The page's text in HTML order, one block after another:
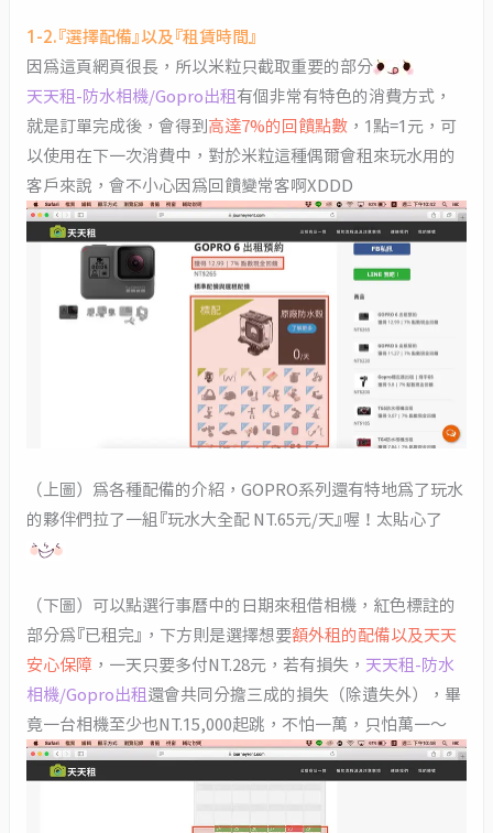
1-2.『選擇配備』以及『租賃時間』
因為這頁網頁很長，所以米粒只截取重要的部分
天天租-防水相機/Gopro出租 有個非常有特色的消費方式，
就是訂單完成後，會得到 高達7%的回饋點數 ，1點=1元，可
以使用在下一次消費中，對於米粒這種偶爾會租來玩水用的
客戶來說，會不小心因為回饋變常客啊XDDD
（上圖）為各種配備的介紹，GOPRO系列還有特地為了玩水
的夥伴們拉了一組『玩水大全配 NT.65元/天』喔！太貼心了
（下圖）可以點選行事曆中的日期來租借相機，紅色標註的
部分為『已租完』，下方則是選擇想要額外租的配備以及天天
安心保障 ，一天只要多付NT.28元，若有損失， 天天租-防水
相機/Gopro出租 還會共同分擔三成的損失（除遺失外），畢
竟一台相機至少也NT.15,000起跳，不怕一萬，只怕萬一～